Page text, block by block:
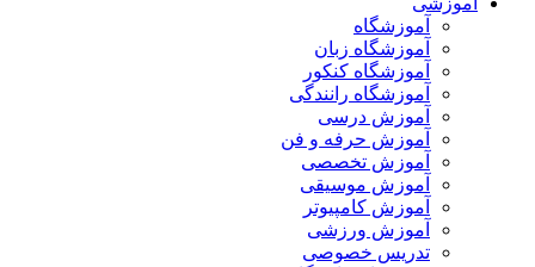
آموزشگاه
آموزشگاه زبان
آموزشگاه کنکور
آموزشگاه رانندگی
آموزش درسی
آموزش حرفه و فن
آموزش تخصصی
آموزش موسیقی
آموزش کامپیوتر
آموزش ورزشی
تدریس خصوصی